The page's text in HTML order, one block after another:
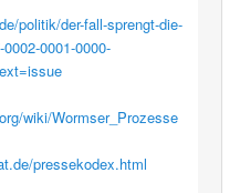
politik/der-fall-sprengt-die-
0001-0000-
wiki/Wormser_Prozesse
pressekodex.html